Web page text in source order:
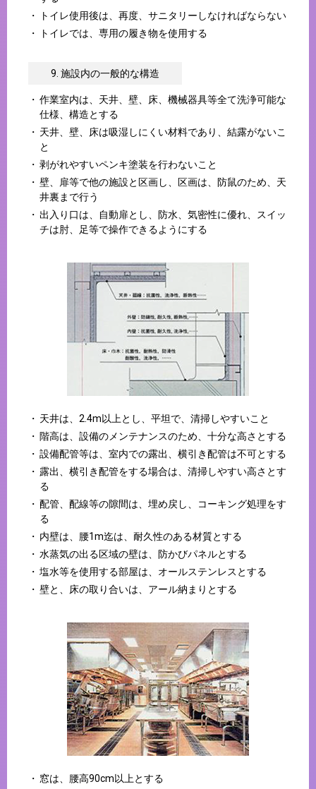
トイレ使用後は、再度、サニタリーしなければならない
トイレでは、専用の履き物を使用する
9. 施設内の一般的な構造
作業室内は、天井、壁、床、機械器具等全て洗浄可能な
仕様、構造とする
天井、壁、床は吸湿しにくい材料であり、結露がないこ
と
剥がれやすいペンキ塗装を行わないこと
壁、扉等で他の施設と区画し、区画は、防鼠のため、天
井裏まで行う
出入り口は、自動扉とし、防水、気密性に優れ、スイッ
チは肘、足等で操作できるようにする
天井は、2.4m以上とし、平坦で、清掃しやすいこと
階高は、設備のメンテナンスのため、十分な高さとする
設備配管等は、室内での露出、横引き配管は不可とする
露出、横引き配管をする場合は、清掃しやすい高さとす
る
配管、配線等の隙間は、埋め戻し、コーキング処理をす
る
内壁は、腰1m迄は、耐久性のある材質とする
水蒸気の出る区域の壁は、防かびパネルとする
塩水等を使用する部屋は、オールステンレスとする
壁と、床の取り合いは、アール納まりとする
窓は、腰高90cm以上とする